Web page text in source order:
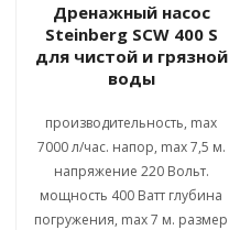
Дренажный насос
Steinberg SCW 400 S
для чистой и грязной
воды
производительность, max
7000 л/час. напор, max 7,5 м.
напряжение 220 Вольт.
мощность 400 Ватт глубина
погружения, max 7 м. размер